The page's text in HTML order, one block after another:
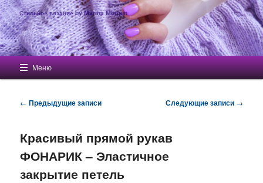
Стильное вязание by Marina Morgun
Главное меню
Перейти к основному содержимому
Перейти к дополнительному содержимому
Меню
Навигация по записям
← Предыдущие записи Следующие записи →
Красивый прямой рукав
ФОНАРИК – Эластичное
закрытие петель